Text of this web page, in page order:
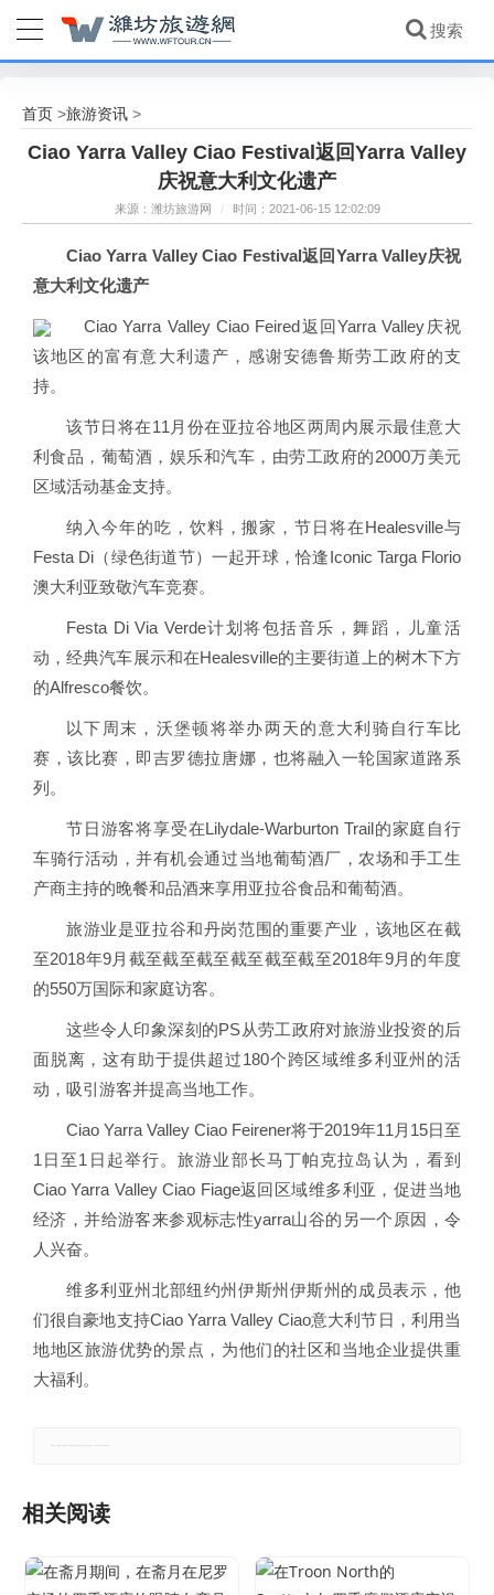
首页 >旅游资讯 >
Ciao Yarra Valley Ciao Festival返回Yarra Valley
庆祝意大利文化遗产
来源：潍坊旅游网 / 时间：2021-06-15 12:02:09
Ciao Yarra Valley Ciao Festival返回Yarra Valley庆祝
意大利文化遗产
Ciao Yarra Valley Ciao Feired返回Yarra Valley庆祝
该地区的富有意大利遗产，感谢安德鲁斯劳工政府的支
持。
该节日将在11月份在亚拉谷地区两周内展示最佳意大
利食品，葡萄酒，娱乐和汽车，由劳工政府的2000万美元
区域活动基金支持。
纳入今年的吃，饮料，搬家，节日将在Healesville与
Festa Di（绿色街道节）一起开球，恰逢Iconic Targa Florio
澳大利亚致敬汽车竞赛。
Festa Di Via Verde计划将包括音乐，舞蹈，儿童活
动，经典汽车展示和在Healesville的主要街道上的树木下方
的Alfresco餐饮。
以下周末，沃堡顿将举办两天的意大利骑自行车比
赛，该比赛，即吉罗德拉唐娜，也将融入一轮国家道路系
列。
节日游客将享受在Lilydale-Warburton Trail的家庭自行
车骑行活动，并有机会通过当地葡萄酒厂，农场和手工生
产商主持的晚餐和品酒来享用亚拉谷食品和葡萄酒。
旅游业是亚拉谷和丹岗范围的重要产业，该地区在截
至2018年9月截至截至截至截至截至截至2018年9月的年度
的550万国际和家庭访客。
这些令人印象深刻的PS从劳工政府对旅游业投资的后
面脱离，这有助于提供超过180个跨区域维多利亚州的活
动，吸引游客并提高当地工作。
Ciao Yarra Valley Ciao Feirener将于2019年11月15日至
1日至1日起举行。旅游业部长马丁帕克拉岛认为，看到
Ciao Yarra Valley Ciao Fiage返回区域维多利亚，促进当地
经济，并给游客来参观标志性yarra山谷的另一个原因，令
人兴奋。
维多利亚州北部纽约州伊斯州伊斯州的成员表示，他
们很自豪地支持Ciao Yarra Valley Ciao意大利节日，利用当
地地区旅游优势的景点，为他们的社区和当地企业提供重
大福利。
相关阅读